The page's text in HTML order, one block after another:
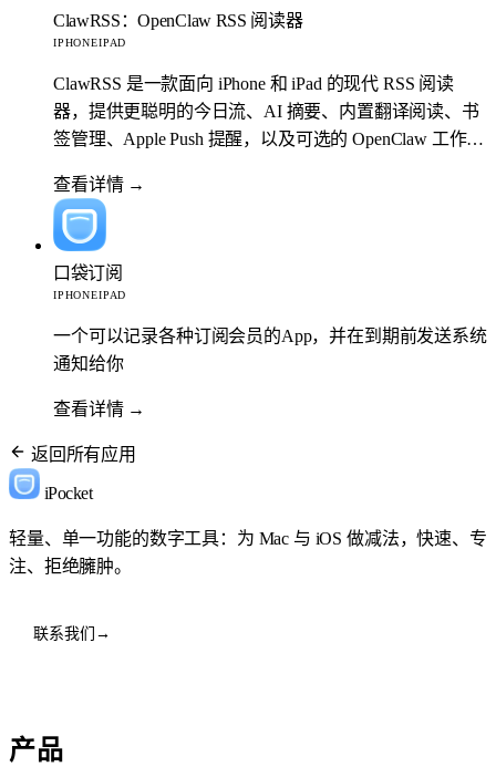
ClawRSS：OpenClaw RSS 阅读器
IPHONEIPAD
ClawRSS 是一款面向 iPhone 和 iPad 的现代 RSS 阅读
器，提供更聪明的今日流、AI 摘要、内置翻译阅读、书
签管理、Apple Push 提醒，以及可选的 OpenClaw 工作流
查看详情 →
口袋订阅
IPHONEIPAD
一个可以记录各种订阅会员的App，并在到期前发送系统
通知给你
查看详情 →
返回所有应用
iPocket
轻量、单一功能的数字工具：为 Mac 与 iOS 做减法，快速、专
注、拒绝臃肿。
联系我们 →
产品